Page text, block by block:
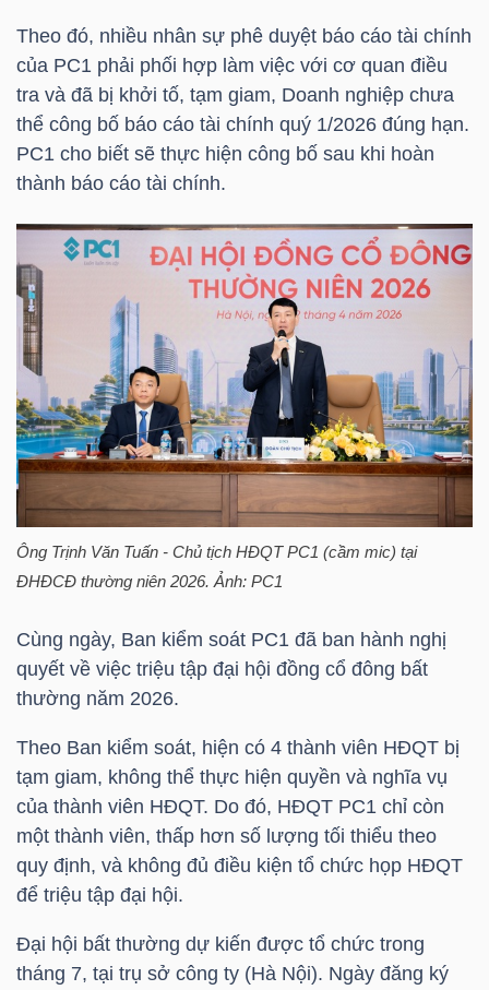
Theo đó, nhiều nhân sự phê duyệt báo cáo tài chính
của PC1 phải phối hợp làm việc với cơ quan điều
tra và đã bị khởi tố, tạm giam, Doanh nghiệp chưa
thể công bố báo cáo tài chính quý 1/2026 đúng hạn.
PC1 cho biết sẽ thực hiện công bố sau khi hoàn
thành báo cáo tài chính.
Ông Trịnh Văn Tuấn - Chủ tịch HĐQTPC1 (cầm mic) tại
ĐHĐCĐ thường niên 2026. Ảnh: PC1
Cùng ngày, Ban kiểm soát PC1 đã ban hành nghị
quyết về việc triệu tập đại hội đồng cổ đông bất
thường năm 2026.
Theo Ban kiểm soát, hiện có 4 thành viên HĐQT bị
tạm giam, không thể thực hiện quyền và nghĩa vụ
của thành viên HĐQT. Do đó, HĐQT PC1 chỉ còn
một thành viên, thấp hơn số lượng tối thiểu theo
quy định, và không đủ điều kiện tổ chức họp HĐQT
để triệu tập đại hội.
Đại hội bất thường dự kiến được tổ chức trong
tháng 7, tại trụ sở công ty (Hà Nội). Ngày đăng ký
TÀI
CHÍNH
CÁ
NHÂN
PHÂN
VIETSTOCKFINANCE
VĨ
MÔ
NGÀNH
DOANH
NGHIỆP
CỔ
PHIẾU
PHÁI
SINH